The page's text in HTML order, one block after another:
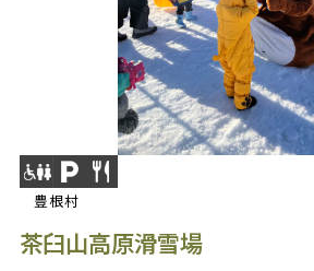
豊根村
茶臼山高原滑雪場